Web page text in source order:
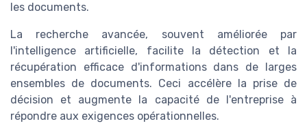
les documents.
La recherche avancée, souvent améliorée par
l'intelligence artificielle, facilite la détection et la
récupération efficace d'informations dans de larges
ensembles de documents. Ceci accélère la prise de
décision et augmente la capacité de l'entreprise à
répondre aux exigences opérationnelles.